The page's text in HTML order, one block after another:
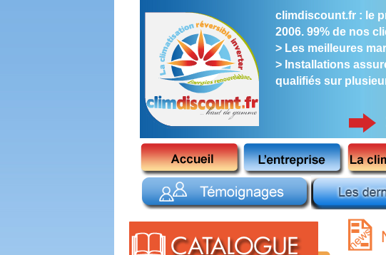
climdiscount.fr : le
2006. 99% de nos
> Les meilleures
> Installations
qualifiés sur